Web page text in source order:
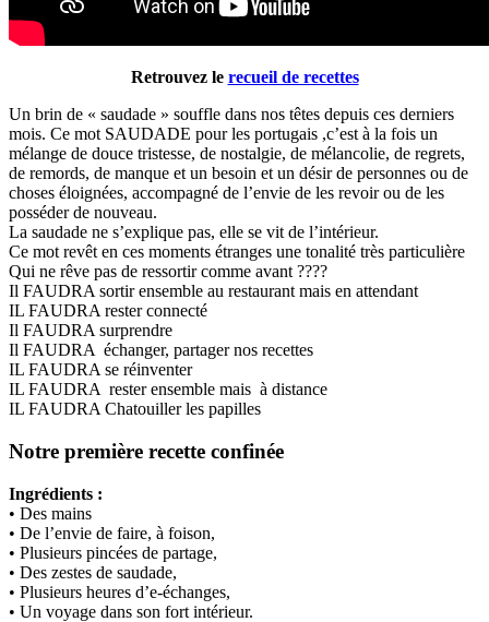
Retrouvez le recueil de recettes
Un brin de « saudade » souffle dans nos têtes depuis ces derniers
mois. Ce mot SAUDADE pour les portugais ,c’est à la fois un
mélange de douce tristesse, de nostalgie, de mélancolie, de regrets,
de remords, de manque et un besoin et un désir de personnes ou de
choses éloignées, accompagné de l’envie de les revoir ou de les
posséder de nouveau.
La saudade ne s’explique pas, elle se vit de l’intérieur.
Ce mot revêt en ces moments étranges une tonalité très particulière
Qui ne rêve pas de ressortir comme avant ????
Il FAUDRA sortir ensemble au restaurant mais en attendant
IL FAUDRA rester connecté
Il FAUDRA surprendre
Il FAUDRA échanger, partager nos recettes
IL FAUDRA se réinventer
IL FAUDRA rester ensemble mais à distance
IL FAUDRA Chatouiller les papilles
Notre première recette confinée
Ingrédients :
• Des mains
• De l’envie de faire, à foison,
• Plusieurs pincées de partage,
• Des zestes de saudade,
• Plusieurs heures d’e-échanges,
• Un voyage dans son fort intérieur.